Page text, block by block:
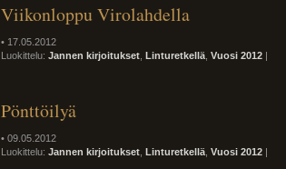
Viikonloppu Virolahdella
• 17.05.2012
Luokittelu: Jannen kirjoitukset Linturetkellä Vuosi 2012 |
Pönttöilyä
• 09.05.2012
Luokittelu: Jannen kirjoitukset Linturetkellä Vuosi 2012 |